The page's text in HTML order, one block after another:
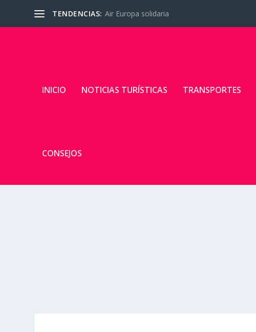
TENDENCIAS: Air Europa solidaria
INICIO NOTICIAS TURÍSTICAS TRANSPORTES
CONSEJOS